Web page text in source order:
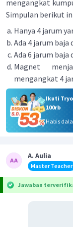
mengangkat
Simpulan berikut
Hanya 4 jarum
Ada 4 jarum baja
Ada 6 jarum baja
Magnet
mengangkat 4
Ikuti
100rb
Habis
A. Aulia
Master Teacher
Jawaban